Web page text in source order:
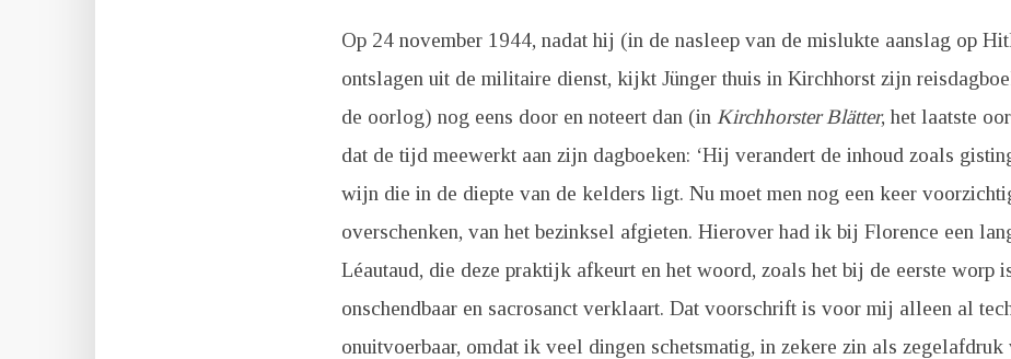
Op 24 november 1944, nadat hij (in de nasleep van de mislukte aanslag op
ontslagen uit de militaire dienst, kijkt Jünger thuis in Kirchhorst zijn
de oorlog) nog eens door en noteert dan (in Kirchhorster Blätter, het laatste
dat de tijd meewerkt aan zijn dagboeken: ‘Hij verandert de inhoud zoals
wijn die in de diepte van de kelders ligt. Nu moet men nog een keer
overschenken, van het bezinksel afgieten. Hierover had ik bij Florence een
Léautaud, die deze praktijk afkeurt en het woord, zoals het bij de eerste worp
onschendbaar en sacrosanct verklaart. Dat voorschrift is voor mij alleen al
onuitvoerbaar, omdat ik veel dingen schetsmatig, in zekere zin als zegelafdruk